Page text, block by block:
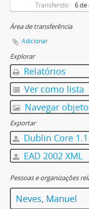
Transferido 6 de
Área de transferência
Adicionar
Explorar
Relatórios
Ver como lista
Navegar
Exportar
Dublin Core
EAD 2002 XML
Pessoas e organizações
Neves, Manuel